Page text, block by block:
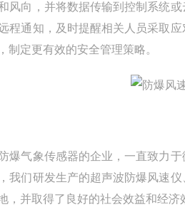
风向，并将数据传输到控制系统
程通知，及时提醒相关人员采取
定更有效的安全管理策略。
爆气象传感器的企业，一直致力
我们研发生产的超声波防爆风速
并取得了良好的社会效益和经济